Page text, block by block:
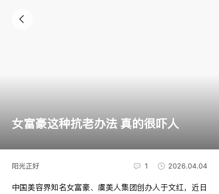
女富豪这种抗老办法 真的很吓人
阳光正好 1 2026.04.04
中国美容界知名女富豪、虞美人集团创办人于文红，近日